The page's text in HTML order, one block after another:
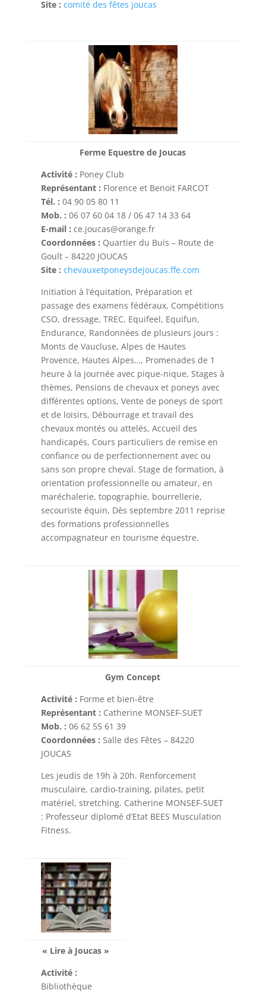
Site : comité des fêtes joucas
Ferme Equestre de Joucas
Activité : Poney Club
Représentant : Florence et Benoit FARCOT
Tél. : 04 90 05 80 11
Mob. : 06 07 60 04 18 / 06 47 14 33 64
E-mail : ce.joucas@orange.fr
Coordonnées : Quartier du Buis – Route de
Goult – 84220 JOUCAS
Site : chevauxetponeysdejoucas.ffe.com
Initiation à l’équitation, Préparation et
passage des examens fédéraux, Compétitions
CSO, dressage, TREC, Equifeel, Equifun,
Endurance, Randonnées de plusieurs jours :
Monts de Vaucluse, Alpes de Hautes
Provence, Hautes Alpes…, Promenades de 1
heure à la journée avec pique-nique, Stages à
thèmes, Pensions de chevaux et poneys avec
différentes options, Vente de poneys de sport
et de loisirs, Débourrage et travail des
chevaux montés ou attelés, Accueil des
handicapés, Cours particuliers de remise en
confiance ou de perfectionnement avec ou
sans son propre cheval. Stage de formation, à
orientation professionnelle ou amateur, en
maréchalerie, topographie, bourrellerie,
secouriste équin, Dès septembre 2011 reprise
des formations professionnelles
accompagnateur en tourisme équestre.
Gym Concept
Activité : Forme et bien-être
Représentant : Catherine MONSEF-SUET
Mob. : 06 62 55 61 39
Coordonnées : Salle des Fêtes – 84220
JOUCAS
Les jeudis de 19h à 20h. Renforcement
musculaire, cardio-training, pilates, petit
matériel, stretching. Catherine MONSEF-SUET
: Professeur diplomé d’Etat BEES Musculation
Fitness.
« Lire à Joucas »
Activité :
Bibliothèque